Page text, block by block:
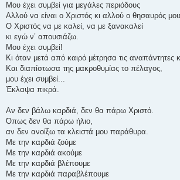
Μου έχει συμβεί για μεγάλες περιόδους
Αλλού να είναι ο Χριστός κι αλλού ο θησαυρός μου.
Ο Χριστός να με καλεί, να με ξανακαλεί
κι εγώ ν’ απουσιάζω.
Μου έχει συμβεί!
Κι όταν μετά από καιρό μέτρησα τις αναπάντητες
Και διαπίστωσα της μακροθυμίας το πέλαγος,
μου έχει συμβεί...
Έκλαψα πικρά.
Αν δεν βάλω καρδιά, δεν θα πάρω Χριστό.
Όπως δεν θα πάρω ήλιο,
αν δεν ανοίξω τα κλειστά μου παράθυρα.
Με την καρδιά ζούμε
Με την καρδιά ακούμε
Με την καρδιά βλέπουμε
Με την καρδιά παραβλέπουμε